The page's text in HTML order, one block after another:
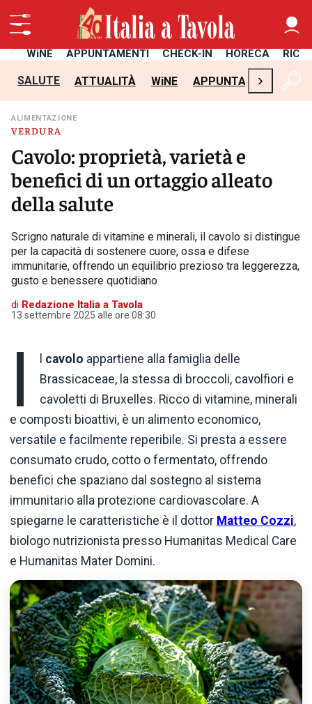
WiNE APPUNTAMENTI CHECK-IN HORECA
SALUTE ATTUALITÀ WiNE APPUNTAMENTI
›
VERDURA
ALIMENTAZIONE
Cavolo: proprietà, varietà e
benefici di un ortaggio alleato
della salute
Scrigno naturale di vitamine e minerali, il cavolo si distingue
per la capacità di sostenere cuore, ossa e difese
immunitarie, offrendo un equilibrio prezioso tra leggerezza,
gusto e benessere quotidiano
di Redazione Italia a Tavola
13 settembre 2025 alle ore 08:30
I cavolo appartiene alla famiglia delle
Brassicaceae, la stessa di broccoli, cavolfiori e
cavoletti di Bruxelles. Ricco di vitamine, minerali
e composti bioattivi, è un alimento economico,
versatile e facilmente reperibile. Si presta a essere
consumato crudo, cotto o fermentato, offrendo
benefici che spaziano dal sostegno al sistema
immunitario alla protezione cardiovascolare. A
spiegarne le caratteristiche è il dottor Matteo Cozzi,
biologo nutrizionista presso Humanitas Medical Care
e Humanitas Mater Domini.